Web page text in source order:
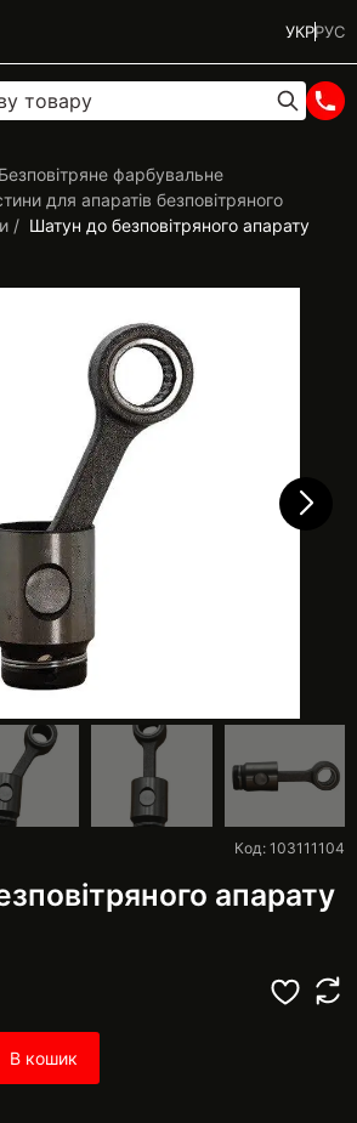
УКРРУС
Безповітряне фарбувальне
для апаратів безповітряного
Шатун до безповітряного апарату
апарату
Код: 103111104
В кошик